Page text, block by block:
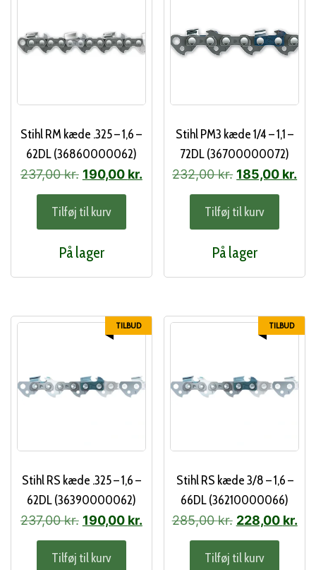
Stihl RM kæde .325 – 1,6 –
62DL (36860000062)
237,00kr. Den
oprindelige
pris
var:
237,00 kr..
190,00 kr.Den
Tilføj til kurv
På lager
Stihl PM3 kæde 1/4 – 1,1 –
72DL (36700000072)
232,00kr. Den
oprindelige
pris
var:
232,00 kr..
185,00 kr.
Tilføj til kurv
På lager
TILBUD
Stihl RS kæde .325 – 1,6 –
62DL (36390000062)
237,00kr. Den
oprindelige
pris
190,00 kr.Den
Tilføj til kurv
TILBUD
Stihl RS kæde 3/8 – 1,6 –
66DL (36210000066)
285,00kr. Den
oprindelige
pris
228,00 kr.
Tilføj til kurv